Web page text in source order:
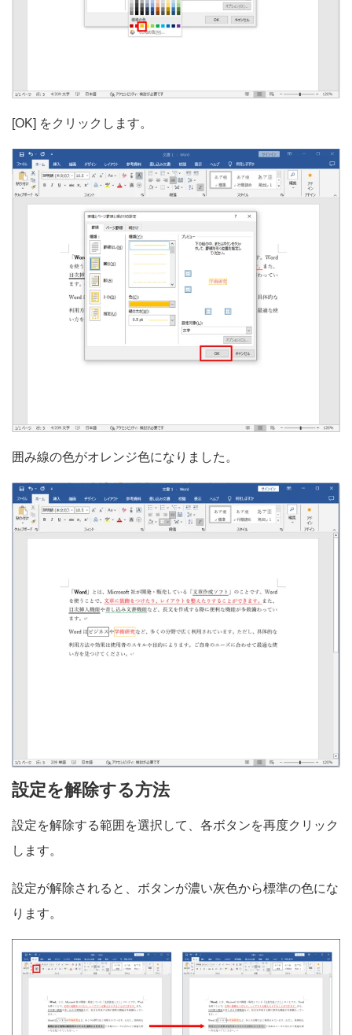
[OK] をクリックします。
囲み線の色がオレンジ色になりました。
設定を解除する方法
設定を解除する範囲を選択して、各ボタンを再度クリック
します。
設定が解除されると、ボタンが濃い灰色から標準の色にな
ります。